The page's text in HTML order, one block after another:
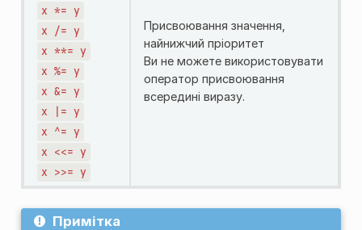
x *= y
x /= y
x **= y
x %= y
x &= y
x
|= y
x ^= y
x <<= y
x >>= y
Присвоювання значення,
найнижчий пріоритет
Ви не можете використовувати
оператор присвоювання
всередині виразу.
Примітка